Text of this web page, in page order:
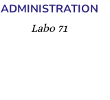
ADMINISTRATION
Labo 71